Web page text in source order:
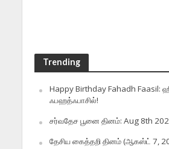
Trending
Happy Birthday Fahadh
ஃபஹத்ஃபாசில்!
சர்வதேச பூனை தினம்: Aug 8th
தேசிய கைத்தறி தினம் (ஆகஸ்ட் 7,